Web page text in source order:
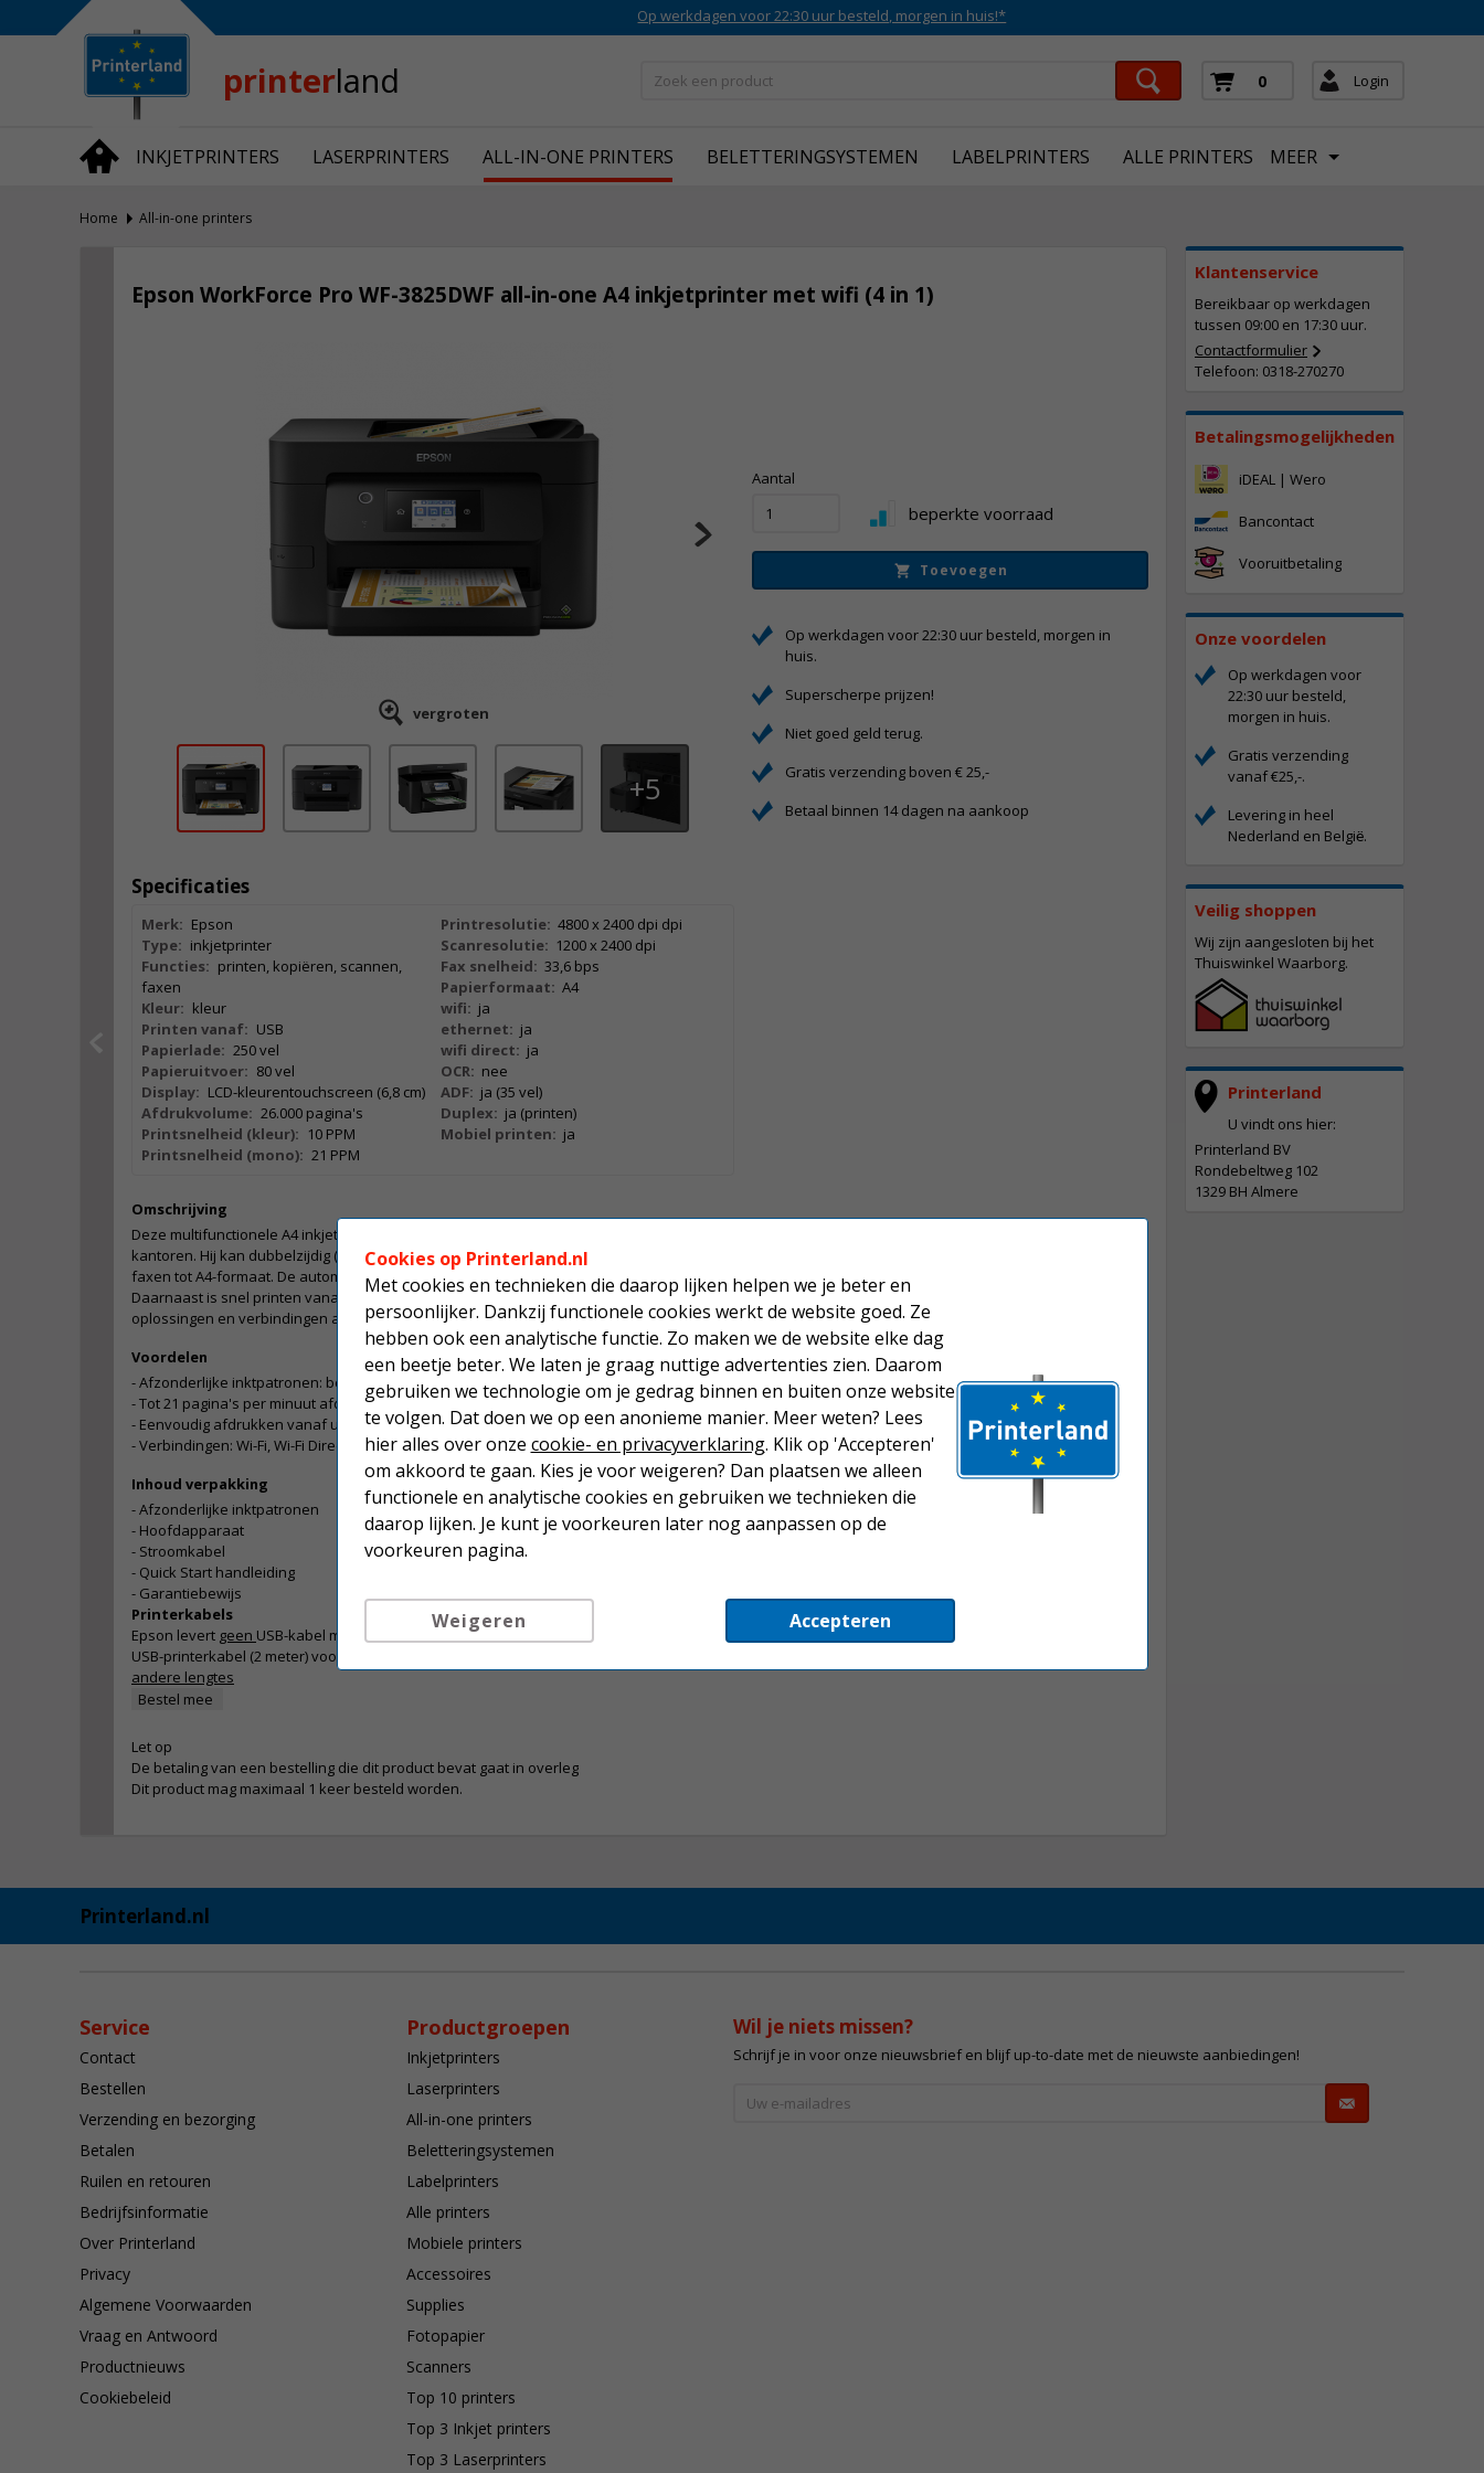
Op werkdagen voor 22:30 uur besteld, morgen in huis!*
printerland 0 Login
INKJETPRINTERS LASERPRINTERS ALL-IN-ONE PRINTERS BELETTERINGSYSTEMEN LABELPRINTERS ALLE PRINTERS MEER
Over Printerland
Privacy
Algemene Voorwaarden
Productnieuws
Home All-in-one printers
Klantenservice
Bereikbaar op werkdagen
tussen 09:00 en 17:30 uur.
Contactformulier
Telefoon: 0318-270270
Betalingsmogelijkheden
iDEAL | Wero
Bancontact
Vooruitbetaling
Onze voordelen
Op werkdagen voor
22:30 uur besteld,
morgen in huis.
Gratis verzending
vanaf €25,-.
Levering in heel
Nederland en België.
Veilig shoppen
Wij zijn aangesloten bij het
Thuiswinkel Waarborg.
Printerland
U vindt ons hier:
Printerland BV
Rondebeltweg 102
1329 BH Almere
Epson WorkForce Pro WF-3825DWF all-in-one A4 inkjetprinter met wifi (4 in 1)
vergroten
5
Specificaties
Merk: Epson
Type: inkjetprinter
Functies: printen, kopiëren, scannen,
faxen
Kleur: kleur
Printen vanaf: USB
Papierlade: 250 vel
Papieruitvoer: 80 vel
Display: LCD-kleurentouchscreen (6,8 cm)
Afdrukvolume: 26.000 pagina's
Printsnelheid (kleur): 10 PPM
Printsnelheid (mono): 21 PPM
Printresolutie: 4800 x 2400 dpi dpi
Scanresolutie: 1200 x 2400 dpi
Fax snelheid: 33,6 bps
Papierformaat: A4
wifi: ja
ethernet: ja
wifi direct: ja
OCR: nee
ADF: ja (35 vel)
Duplex: ja (printen)
Mobiel printen: ja
Omschrijving
Deze multifunctionele A4 inkjetprinter is handig voor uw thuiskantoor of op kleinere
kantoren. Hij kan dubbelzijdig (duplex) afdrukken en enkelzijdig scannen, kopiëren en
faxen tot A4-formaat. De automatische documentinvoer kan tot 35 pagina's verwerken.
Daarnaast is snel printen vanaf bijna elke locatie zeer eenvoudig met (draadloze)
oplossingen en verbindingen als Wi-Fi, Wi-Fi Direct en apps voor mobiel afdrukken.
Voordelen
- Afzonderlijke inktpatronen: bespaar geld door alleen de verbruikte kleur te vervangen
- Tot 21 pagina's per minuut afdrukken met een hoge afdrukkwaliteit
- Eenvoudig afdrukken vanaf uw mobiele apparaat
- Verbindingen: Wi-Fi, Wi-Fi Direct, ethernet en Scan-To-Cloud
Inhoud verpakking
- Afzonderlijke inktpatronen
- Hoofdapparaat
- Stroomkabel
- Quick Start handleiding
- Garantiebewijs
Printerkabels
Epson levert geen USB-kabel mee.
USB-printerkabel (2 meter) voor € 5,00
andere lengtes
Bestel mee
Let op
De betaling van een bestelling die dit product bevat gaat in overleg
Dit product mag maximaal 1 keer besteld worden.
Aantal
beperkte voorraad
Toevoegen
Op werkdagen voor 22:30 uur besteld, morgen in
huis.
Superscherpe prijzen!
Niet goed geld terug.
Gratis verzending boven € 25,-
Betaal binnen 14 dagen na aankoop
Printerland.nl
Service
Contact
Bestellen
Verzending en bezorging
Betalen
Ruilen en retouren
Bedrijfsinformatie
Over Printerland
Privacy
Algemene Voorwaarden
Vraag en Antwoord
Productnieuws
Cookiebeleid
Productgroepen
Inkjetprinters
Laserprinters
All-in-one printers
Beletteringsystemen
Labelprinters
Alle printers
Mobiele printers
Accessoires
Supplies
Fotopapier
Scanners
Top 10 printers
Top 3 Inkjet printers
Top 3 Laserprinters
Wil je niets missen?
Schrijf je in voor onze nieuwsbrief en blijf up-to-date met de nieuwste aanbiedingen!
Cookies op Printerland.nl
Met cookies en technieken die daarop lijken helpen we je beter en
persoonlijker. Dankzij functionele cookies werkt de website goed. Ze
hebben ook een analytische functie. Zo maken we de website elke dag
een beetje beter. We laten je graag nuttige advertenties zien. Daarom
gebruiken we technologie om je gedrag binnen en buiten onze website
te volgen. Dat doen we op een anonieme manier. Meer weten? Lees
hier alles over onze cookie- en privacyverklaring. Klik op 'Accepteren'
om akkoord te gaan. Kies je voor weigeren? Dan plaatsen we alleen
functionele en analytische cookies en gebruiken we technieken die
daarop lijken. Je kunt je voorkeuren later nog aanpassen op de
voorkeuren pagina.
Accepteren
Weigeren